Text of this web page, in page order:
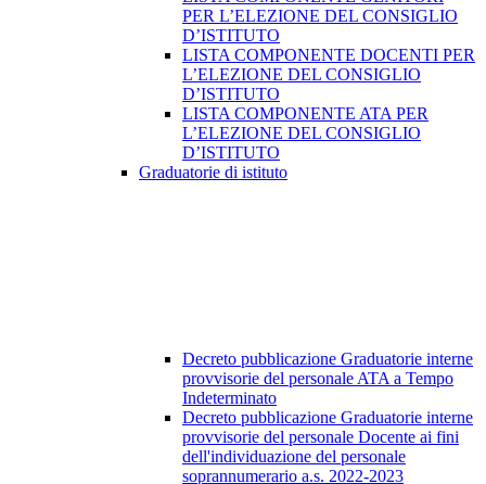
PER L’ELEZIONE DEL CONSIGLIO
D’ISTITUTO
LISTA COMPONENTE DOCENTI PER
L’ELEZIONE DEL CONSIGLIO
D’ISTITUTO
LISTA COMPONENTE ATA PER
L’ELEZIONE DEL CONSIGLIO
D’ISTITUTO
Graduatorie di istituto
Decreto pubblicazione Graduatorie interne
provvisorie del personale ATA a Tempo
Indeterminato
Decreto pubblicazione Graduatorie interne
provvisorie del personale Docente ai fini
dell'individuazione del personale
soprannumerario a.s. 2022-2023